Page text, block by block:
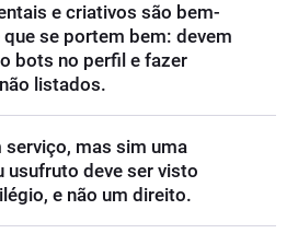
e criativos são bem-
se portem bem: devem
bots no perfil e fazer
listados.
serviço, mas sim uma
usufruto deve ser visto
e não um direito.